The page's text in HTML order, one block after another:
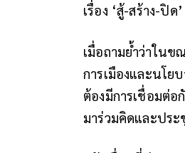
เรื่อง ‘สู้-สร้าง-ปิ
เมื่อถามย้ำว่าใน
การเมืองและนโย
ต้องมีการเชื่อมต่
มาร่วมคิดและปร